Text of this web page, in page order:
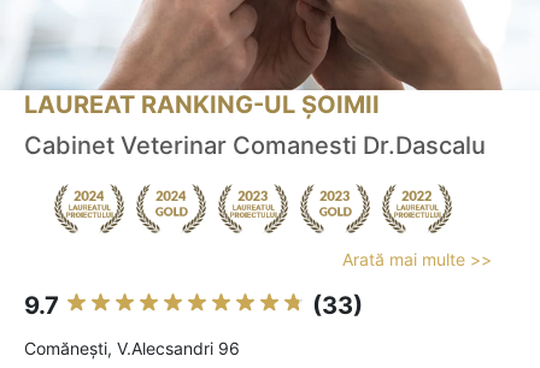
LAUREAT RANKING-UL ȘOIMII
Cabinet Veterinar Comanesti Dr.Dascalu
Arată mai multe >>
9.7 (33)
Comăneşti, V.Alecsandri 96